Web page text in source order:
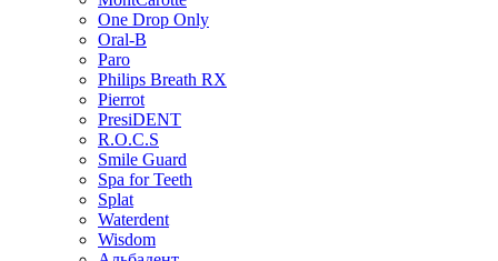
One Drop Only
Oral-B
Paro
Philips Breath RX
Pierrot
PresiDENT
R.O.C.S
Smile Guard
Spa for Teeth
Splat
Waterdent
Wisdom